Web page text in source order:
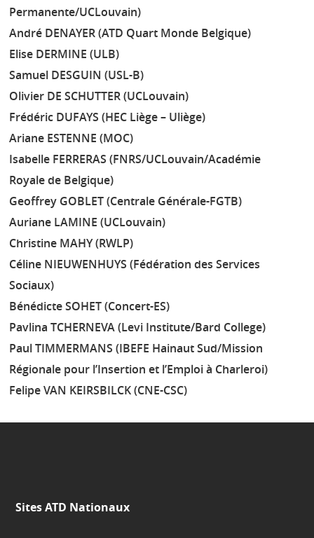
Permanente/UCLouvain)
André DENAYER (ATD Quart Monde Belgique)
Elise DERMINE (ULB)
Samuel DESGUIN (USL-B)
Olivier DE SCHUTTER (UCLouvain)
Frédéric DUFAYS (HEC Liège – Uliège)
Ariane ESTENNE (MOC)
Isabelle FERRERAS (FNRS/UCLouvain/Académie
Royale de Belgique)
Geoffrey GOBLET (Centrale Générale-FGTB)
Auriane LAMINE (UCLouvain)
Christine MAHY (RWLP)
Céline NIEUWENHUYS (Fédération des Services
Sociaux)
Bénédicte SOHET (Concert-ES)
Pavlina TCHERNEVA (Levi Institute/Bard College)
Paul TIMMERMANS (IBEFE Hainaut Sud/Mission
Régionale pour l’Insertion et l’Emploi à Charleroi)
Felipe VAN KEIRSBILCK (CNE-CSC)
Sites ATD Nationaux